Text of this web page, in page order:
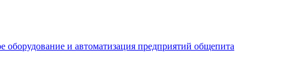
оборудование и автоматизация предприятий общепита